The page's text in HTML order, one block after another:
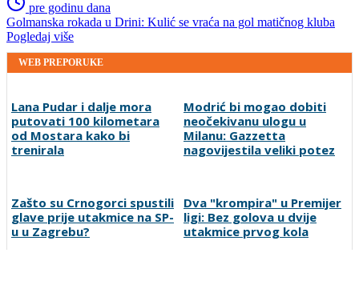
pre godinu dana
Golmanska rokada u Drini: Kulić se vraća na gol matičnog kluba
Pogledaj više
WEB PREPORUKE
Lana Pudar i dalje mora
putovati 100 kilometara
od Mostara kako bi
trenirala
Modrić bi mogao dobiti
neočekivanu ulogu u
Milanu: Gazzetta
nagovijestila veliki potez
Zašto su Crnogorci spustili
glave prije utakmice na SP-
u u Zagrebu?
Dva "krompira" u Premijer
ligi: Bez golova u dvije
utakmice prvog kola